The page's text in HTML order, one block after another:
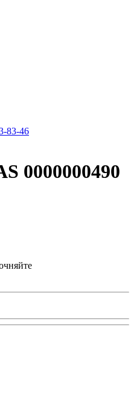
83-46
0000000490